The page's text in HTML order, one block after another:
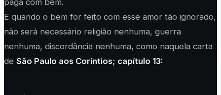
E quando o bem for feito com esse amor tão ignorado,
não será necessário religião nenhuma, guerra
nenhuma, discordância nenhuma, como naquela carta
de São Paulo aos Coríntios; capítulo 13: